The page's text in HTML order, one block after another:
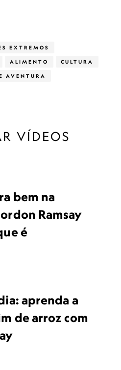
EXTREMOS
ALIMENTO CULTURA
AVENTURA
VÍDEOS
bem na
Ramsay
é
aprenda a
de arroz com